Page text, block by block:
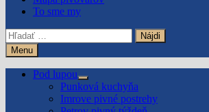
To sme my
Hľadať:
Menu
Pod lupou
Show
sub
menu
Punková kuchyňa
Imrove pivné postrehy